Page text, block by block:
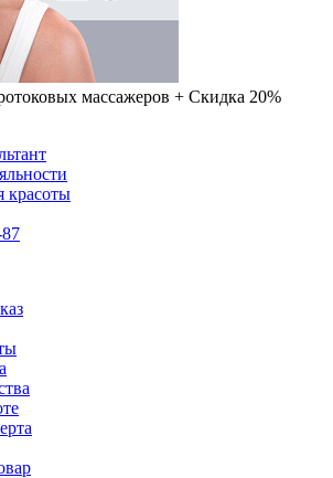
массажеров + Скидка 20%
красоты